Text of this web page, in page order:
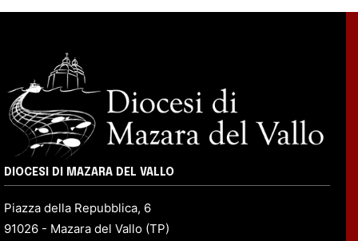
DIOCESI DI MAZARA DEL VALLO
Piazza della Repubblica, 6
91026 - Mazara del Vallo (TP)